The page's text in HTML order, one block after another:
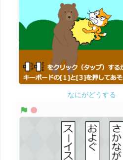
なにがどうする